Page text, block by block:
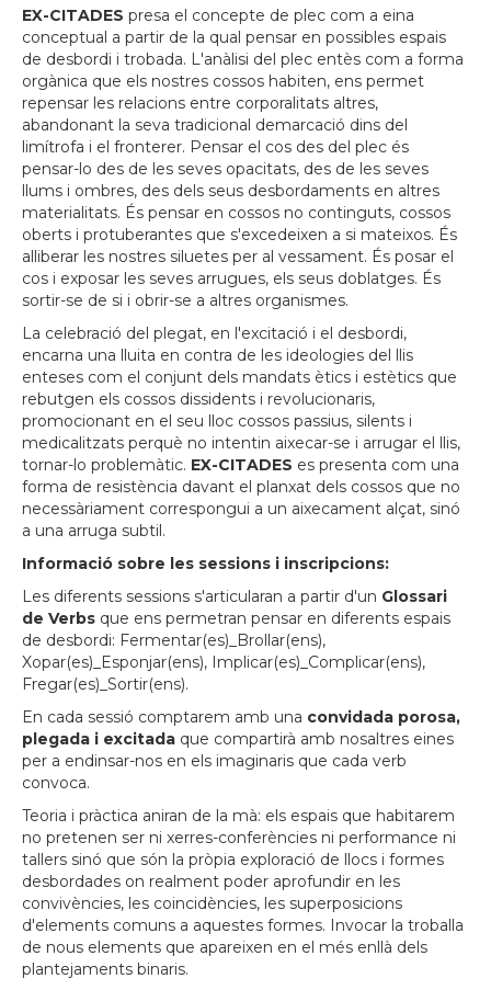
EX-CITADES presa el concepte de plec com a eina
conceptual a partir de la qual pensar en possibles espais
de desbordi i trobada. L'anàlisi del plec entès com a forma
orgànica que els nostres cossos habiten, ens permet
repensar les relacions entre corporalitats altres,
abandonant la seva tradicional demarcació dins del
limítrofa i el fronterer. Pensar el cos des del plec és
pensar-lo des de les seves opacitats, des de les seves
llums i ombres, des dels seus desbordaments en altres
materialitats. És pensar en cossos no continguts, cossos
oberts i protuberantes que s'excedeixen a si mateixos. És
alliberar les nostres siluetes per al vessament. És posar el
cos i exposar les seves arrugues, els seus doblatges. És
sortir-se de si i obrir-se a altres organismes.
La celebració del plegat, en l'excitació i el desbordi,
encarna una lluita en contra de les ideologies del llis
enteses com el conjunt dels mandats ètics i estètics que
rebutgen els cossos dissidents i revolucionaris,
promocionant en el seu lloc cossos passius, silents i
medicalitzats perquè no intentin aixecar-se i arrugar el llis,
tornar-lo problemàtic. EX-CITADES es presenta com una
forma de resistència davant el planxat dels cossos que no
necessàriament correspongui a un aixecament alçat, sinó
a una arruga subtil.
Informació sobre les sessions i inscripcions:
Les diferents sessions s'articularan a partir d'un Glossari
de Verbs que ens permetran pensar en diferents espais
de desbordi: Fermentar(es)_Brollar(ens),
Xopar(es)_Esponjar(ens), Implicar(es)_Complicar(ens),
Fregar(es)_Sortir(ens).
En cada sessió comptarem amb una convidada porosa,
plegada i excitada que compartirà amb nosaltres eines
per a endinsar-nos en els imaginaris que cada verb
convoca.
Teoria i pràctica aniran de la mà: els espais que habitarem
no pretenen ser ni xerres-conferències ni performance ni
tallers sinó que són la pròpia exploració de llocs i formes
desbordades on realment poder aprofundir en les
convivències, les coincidències, les superposicions
d'elements comuns a aquestes formes. Invocar la troballa
de nous elements que apareixen en el més enllà dels
plantejaments binaris.